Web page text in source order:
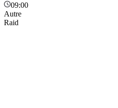
09:00
Autre
Raid